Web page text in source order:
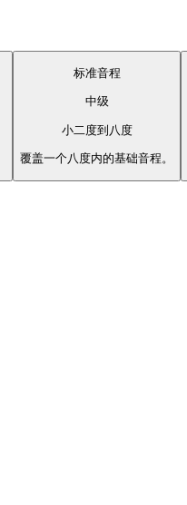
标准音程
中级
小二度到八度
覆盖一个八度内的基础音程。